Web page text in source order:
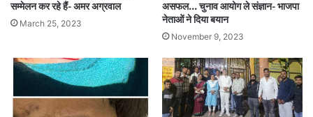
सम्मेलन कर रहे हैं- अमर अग्रवाल
March 25, 2023
असफल… चुनाव आयोग ले संज्ञान- भाजपा
नेताओं ने दिया बयान
November 9, 2023